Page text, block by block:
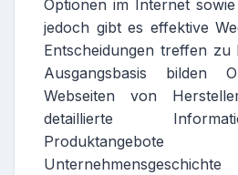
Optionen im Internet
jedoch gibt es effektive
Entscheidungen treffen zu
Ausgangsbasis bilden
Webseiten von
detaillierte